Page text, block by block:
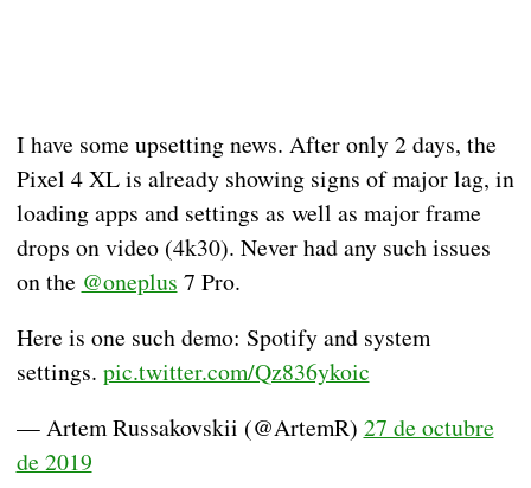
I have some upsetting news. After only 2 days, the
Pixel 4 XL is already showing signs of major lag, in
loading apps and settings as well as major frame
drops on video (4k30). Never had any such issues
on the @oneplus 7 Pro.
Here is one such demo: Spotify and system
settings. pic.twitter.com/Qz836ykoic
— Artem Russakovskii (@ArtemR) 27 de octubre
de 2019